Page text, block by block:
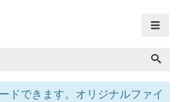
☰
ドできます。オリジナルファイ